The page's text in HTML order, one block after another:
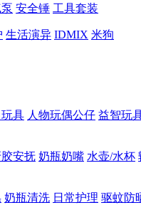
安全锤 工具套装
生活演异 IDMIX 米狗
具 人物玩偶公仔 益智玩
胶安抚 奶瓶奶嘴 水壶/水杯
奶瓶清洗 日常护理 驱蚊防